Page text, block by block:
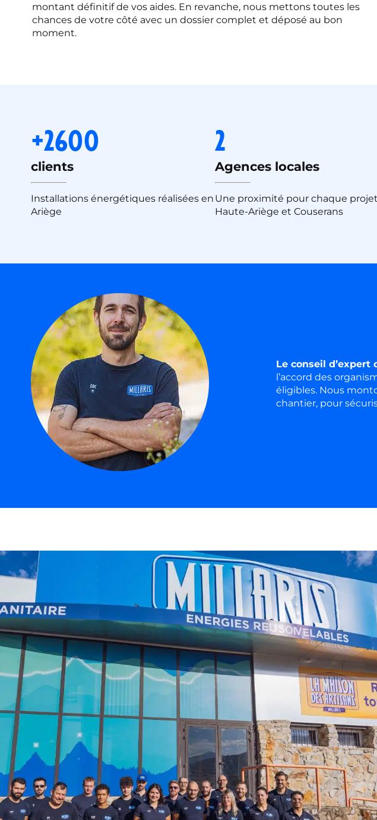
montant définitif de vos aides. En revanche, nous mettons toutes les
chances de votre côté avec un dossier complet et déposé au bon
moment.
+2600
clients
Installations énergétiques réalisées en
Ariège
2
Agences locales
Une proximité pour chaque
Haute-Ariège et Couserans
Le conseil d’expert
l’accord des
éligibles. Nous
chantier, pour